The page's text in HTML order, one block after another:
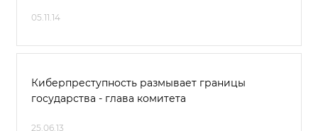
05.11.14
Киберпреступность размывает границы
государства - глава комитета
25.06.13